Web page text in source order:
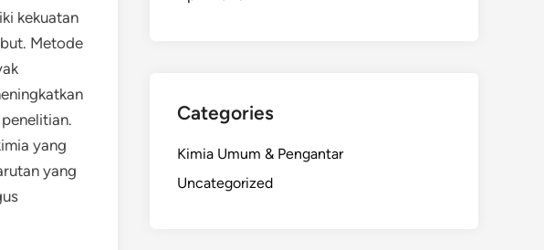
kekuatan
Metode
yang
yang
Categories
Kimia Umum & Pengantar
Uncategorized